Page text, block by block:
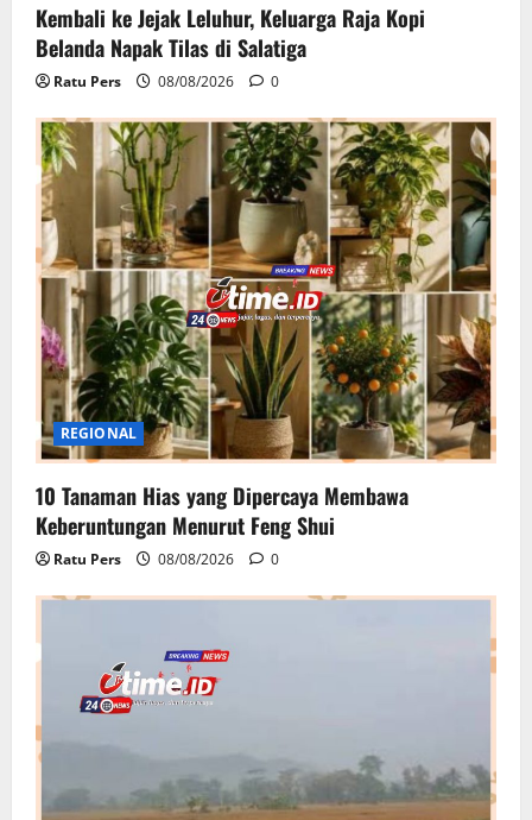
Kembali ke Jejak Leluhur, Keluarga Raja Kopi
Belanda Napak Tilas di Salatiga
Ratu Pers 08/08/2026 0
REGIONAL
10 Tanaman Hias yang Dipercaya Membawa
Keberuntungan Menurut Feng Shui
Ratu Pers 08/08/2026 0